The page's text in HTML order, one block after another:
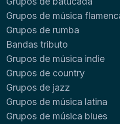
Grupos de música
Grupos de rumba
Bandas tributo
Grupos de música indie
Grupos de country
Grupos de jazz
Grupos de música latina
Grupos de música blues